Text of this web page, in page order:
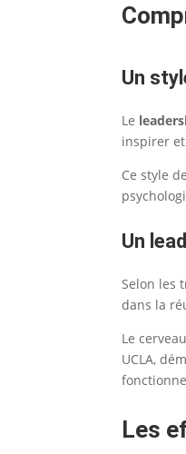
Un
Le
inspirer
Ce style
Un
Selon les
dans la
Le
UCLA,
Les